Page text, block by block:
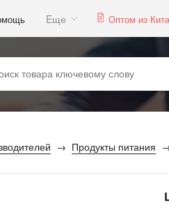
Eще Оптом из
Продукты питания